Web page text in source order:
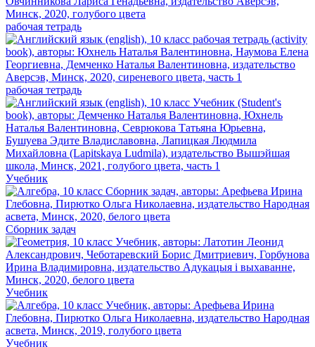
рабочая тетрадь
рабочая тетрадь
Учебник
Сборник задач
Учебник
Учебник